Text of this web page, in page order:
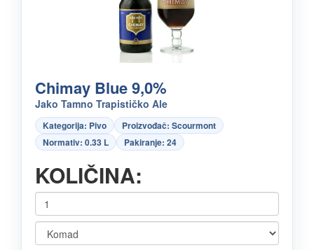
Chimay Blue 9,0%
Jako Tamno Trapističko Ale
Kategorija: Pivo
Proizvođač: Scourmont
Normativ: 0.33 L
Pakiranje: 24
KOLIČINA: